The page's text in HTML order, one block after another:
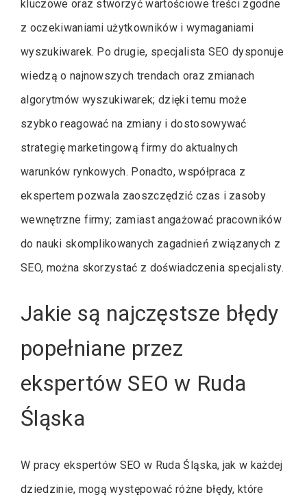
kluczowe oraz stworzyć wartościowe treści zgodne
z oczekiwaniami użytkowników i wymaganiami
wyszukiwarek. Po drugie, specjalista SEO dysponuje
wiedzą o najnowszych trendach oraz zmianach
algorytmów wyszukiwarek; dzięki temu może
szybko reagować na zmiany i dostosowywać
strategię marketingową firmy do aktualnych
warunków rynkowych. Ponadto, współpraca z
ekspertem pozwala zaoszczędzić czas i zasoby
wewnętrzne firmy; zamiast angażować pracowników
do nauki skomplikowanych zagadnień związanych z
SEO, można skorzystać z doświadczenia specjalisty.
Jakie są najczęstsze błędy
popełniane przez
ekspertów SEO w Ruda
Śląska
W pracy ekspertów SEO w Ruda Śląska, jak w każdej
dziedzinie, mogą występować różne błędy, które